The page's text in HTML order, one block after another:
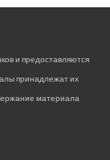
и предоставляются
принадлежат их
материала